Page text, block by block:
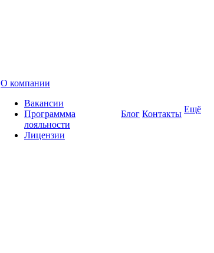
О компании
Вакансии
Программма
лояльности
Лицензии
Блог Контакты Ещё